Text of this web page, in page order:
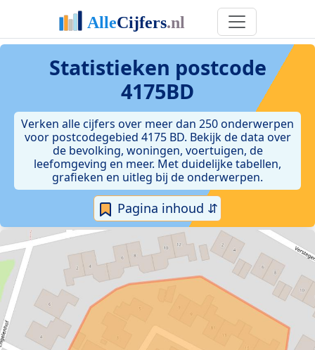
Statistieken postcode
4175BD
Verken alle cijfers over meer dan 250 onderwerpen
voor postcodegebied 4175 BD. Bekijk de data over
de bevolking, woningen, voertuigen, de
leefomgeving en meer. Met duidelijke tabellen,
grafieken en uitleg bij de onderwerpen.
Pagina inhoud ⇵